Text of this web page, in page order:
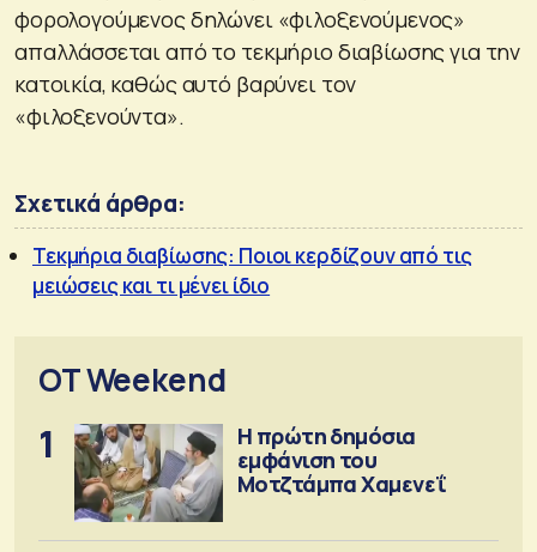
φορολογούμενος δηλώνει «φιλοξενούμενος»
απαλλάσσεται από το τεκμήριο διαβίωσης για την
κατοικία, καθώς αυτό βαρύνει τον
«φιλοξενούντα».
Σχετικά άρθρα:
Τεκμήρια διαβίωσης: Ποιοι κερδίζουν από τις
μειώσεις και τι μένει ίδιο
OT Weekend
1
Η πρώτη δημόσια
εμφάνιση του
Μοτζτάμπα Χαμενεΐ